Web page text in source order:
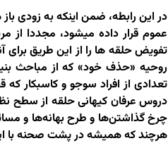
در این رابطه، ضمن اینکه به زودی
عموم قرار داده میشود، مجددا از
تفویض حلقه ها را از این طریق برای
روحیه «حذف خود» که از مباحث
تعدادی از افراد سوجو و کاسبکار
دروس عرفان کیهانی حلقه از سطح
چرخ گذاشتن‌ها و طرح بهانه‌ها و
هرچند که همیشه در پشت صحنه با